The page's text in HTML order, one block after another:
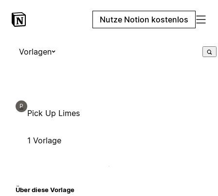
Nutze Notion kostenlos
Vorlagen
P
Pick Up Limes
1 Vorlage
Über diese Vorlage